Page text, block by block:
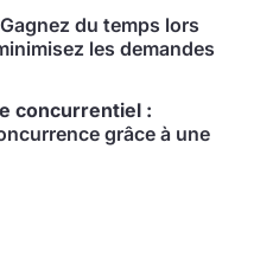
Gagnez du temps lors
les demandes
concurrentiel :
grâce à une